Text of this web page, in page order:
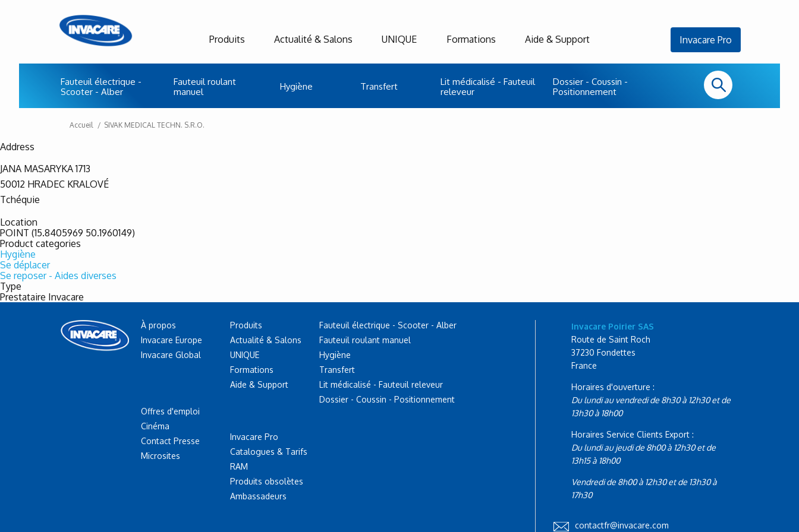
Produits
Fauteuil électrique -
Scooter - Alber
Fauteuil roulant
manuel
Hygiène Transfert
Lit médicalisé - Fauteuil
releveur
Dossier - Coussin -
Positionnement
Actualité & Salons UNIQUE Formations Aide & Support Invacare Pro
Accueil SIVAK MEDICAL TECHN. S.R.O.
Address
JANA MASARYKA 1713
50012 HRADEC KRALOVÉ
Tchéquie
Location
POINT (15.8405969 50.1960149)
Product categories
Hygiène
Se déplacer
Se reposer - Aides diverses
Type
Prestataire Invacare
À propos
Invacare Europe
Invacare Global
Offres d'emploi
Cinéma
Contact Presse
Microsites
Produits
Actualité & Salons
UNIQUE
Formations
Aide & Support
Invacare Pro
Catalogues & Tarifs
RAM
Produits obsolètes
Ambassadeurs
Fauteuil électrique - Scooter - Alber
Fauteuil roulant manuel
Hygiène
Transfert
Lit médicalisé - Fauteuil releveur
Dossier - Coussin - Positionnement
Invacare Poirier SAS
Route de Saint Roch
37230 Fondettes
France
Horaires d'ouverture :
Du lundi au vendredi de 8h30 à 12h30 et de
13h30 à 18h00
Horaires Service Clients Export :
Du lundi au jeudi de 8h00 à 12h30 et de
13h15 à 18h00
Vendredi de 8h00 à 12h30 et de 13h30 à
17h30
contactfr@invacare.com